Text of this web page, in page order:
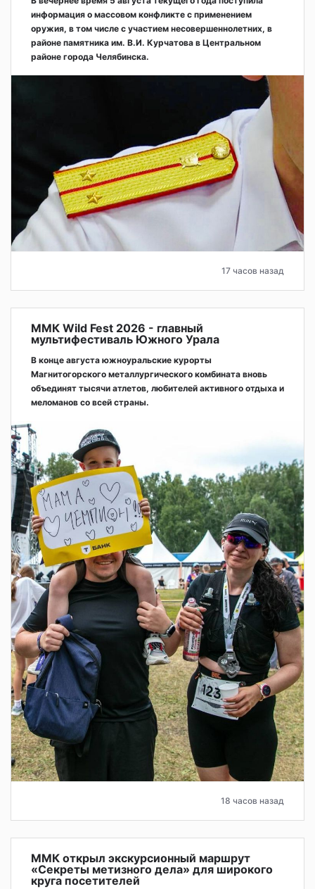
информация о массовом конфликте с применением
оружия, в том числе с участием несовершеннолетних, в
районе памятника им. В.И. Курчатова в Центральном
районе города Челябинска.
17 часов назад
ММК Wild Fest 2026 - главный
мультифестиваль Южного Урала
В конце августа южноуральские курорты
Магнитогорского металлургического комбината вновь
объединят тысячи атлетов, любителей активного отдыха и
меломанов со всей страны.
18 часов назад
ММК открыл экскурсионный маршрут
«Секреты метизного дела» для широкого
круга посетителей